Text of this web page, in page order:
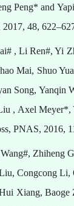
Peng* and
48,
, Li Ren#, Yi
Mai, Shuo
Song, Yanqin
, Axel
PNAS, 2016,
Zhiheng
Congcong
Xiang,